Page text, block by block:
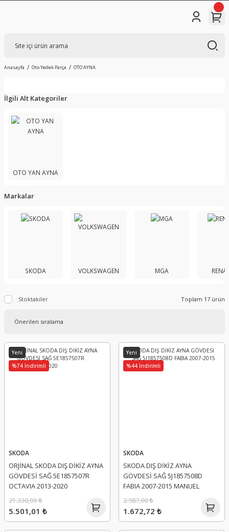
Anasayfa Oto Yedek Parça OTO AYNA
İlgili Alt Kategoriler
OTO YAN AYNA
Markalar
SKODA VOLKSWAGEN MGA
Stoktakiler Toplam 17 ürün
Yeni
%74 İndirimli
SKODA
ORJİNAL SKODA DIŞ DİKİZ AYNA
GÖVDESİ SAĞ 5E1857507R
OCTAVIA 2013-2020
5.501,01 ₺
21.330,00 ₺
Yeni
%44 İndirimli
SKODA
SKODA DIŞ DİKİZ AYNA
GÖVDESİ SAĞ 5J1857508D
FABIA 2007-2015 MANUEL
1.672,72 ₺
2.987,00 ₺